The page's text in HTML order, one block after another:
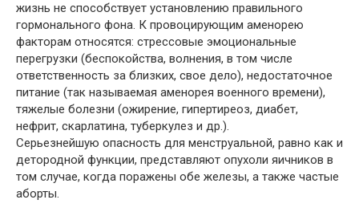
жизнь не способствует установлению правильного
гормонального фона. К провоцирующим аменорею
факторам относятся: стрессовые эмоциональные
перегрузки (беспокойства, волнения, в том числе
ответственность за близких, свое дело), недостаточное
питание (так называемая аменорея военного времени),
тяжелые болезни (ожирение, гипертиреоз, диабет,
нефрит, скарлатина, туберкулез и др.).
Серьезнейшую опасность для менструальной, равно как и
детородной функции, представляют опухоли яичников в
том случае, когда поражены обе железы, а также частые
аборты.